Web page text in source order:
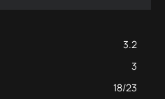
3.2
3
18/23